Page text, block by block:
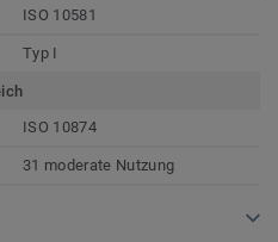
ISO 10581
Typ I
ISO 10874
31 moderate Nutzung